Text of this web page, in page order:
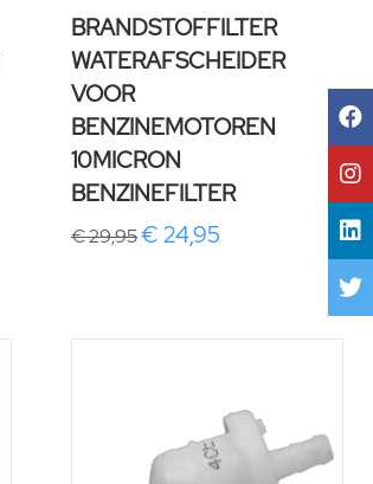
BRANDSTOFFILTER
WATERAFSCHEIDER
VOOR
BENZINEMOTOREN
10MICRON
BENZINEFILTER
€ 29,95€ 24,95